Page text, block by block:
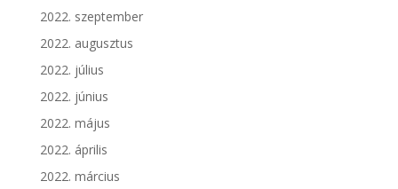
2022. szeptember
2022. augusztus
2022. július
2022. június
2022. május
2022. április
2022. március